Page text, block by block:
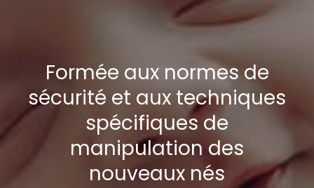
Formée aux normes de
sécurité et aux techniques
spécifiques de
manipulation des
nouveaux nés